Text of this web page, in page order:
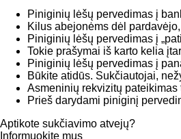
Piniginių lėšų pervedimas į
Kilus abejonėms dėl
Piniginių lėšų pervedimas į
Tokie prašymai iš karto kelia
Piniginių lėšų pervedimas į
Būkite atidūs. Sukčiautojai,
Asmeninių rekvizitų
Prieš darydami piniginį
Aptikote sukčiavimo atvejų?
Informuokite mus